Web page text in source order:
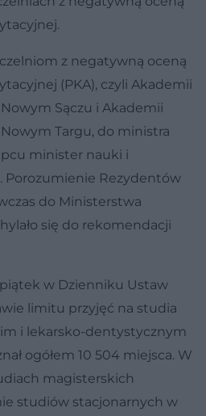
z negatywną oceną
(PKA), czyli Akademii
Sączu i Akademii
Targu, do ministra
minister nauki i
Porozumienie Rezydentów
do Ministerstwa
się do rekomendacji
w Dzienniku Ustaw
limitu przyjęć na studia
i lekarsko-dentystycznym
ogółem 10 504 miejsca. W
magisterskich
studiów stacjonarnych w